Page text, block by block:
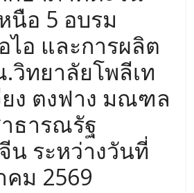
นือ 5 อบรม
ไอ และการผลิต
วิทยาลัยโพลีเท
ยง ตงฟาง มณฑล
าธารณรัฐ
น ระหว่างวันที่
คม 2569